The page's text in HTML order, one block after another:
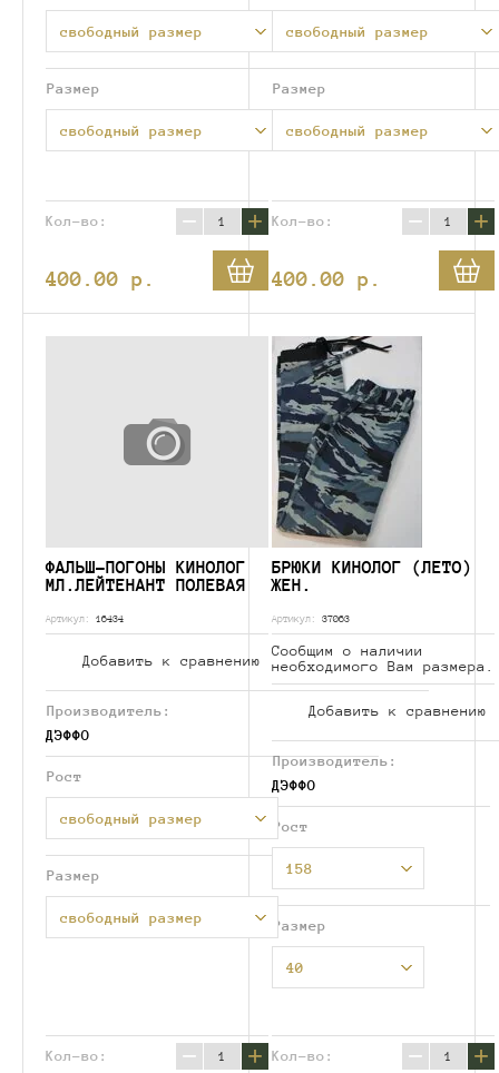
свободный размер
Размер
свободный размер
Кол-во: − +
400.00 p.
свободный размер
Размер
свободный размер
Кол-во: − +
400.00 p.
ФАЛЬШ-ПОГОНЫ КИНОЛОГ
МЛ.ЛЕЙТЕНАНТ ПОЛЕВАЯ
Артикул: 16434
Добавить к сравнению
Производитель:
ДЭФФО
Рост
свободный размер
Размер
свободный размер
Кол-во: − +
БРЮКИ КИНОЛОГ (ЛЕТО)
ЖЕН.
Артикул: 37063
Сообщим о наличии
необходимого Вам размера.
Добавить к сравнению
Производитель:
ДЭФФО
Рост
158
Размер
40
Кол-во: − +